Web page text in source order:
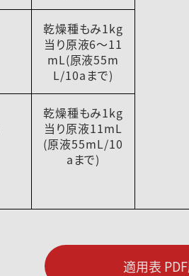
乾燥種もみ1kg
当り原液6～11
mL(原液55m
L/10aまで)
乾燥種もみ1kg
当り原液11mL
(原液55mL/10
aまで)
適用表